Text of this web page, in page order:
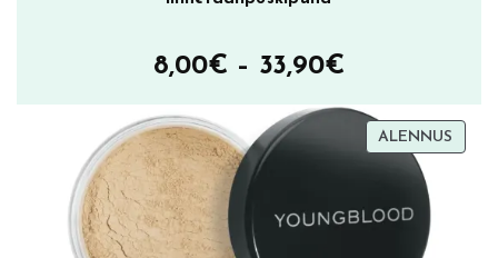
8,00€ – 33,90€
8,00€
33,90€
ALENNUS